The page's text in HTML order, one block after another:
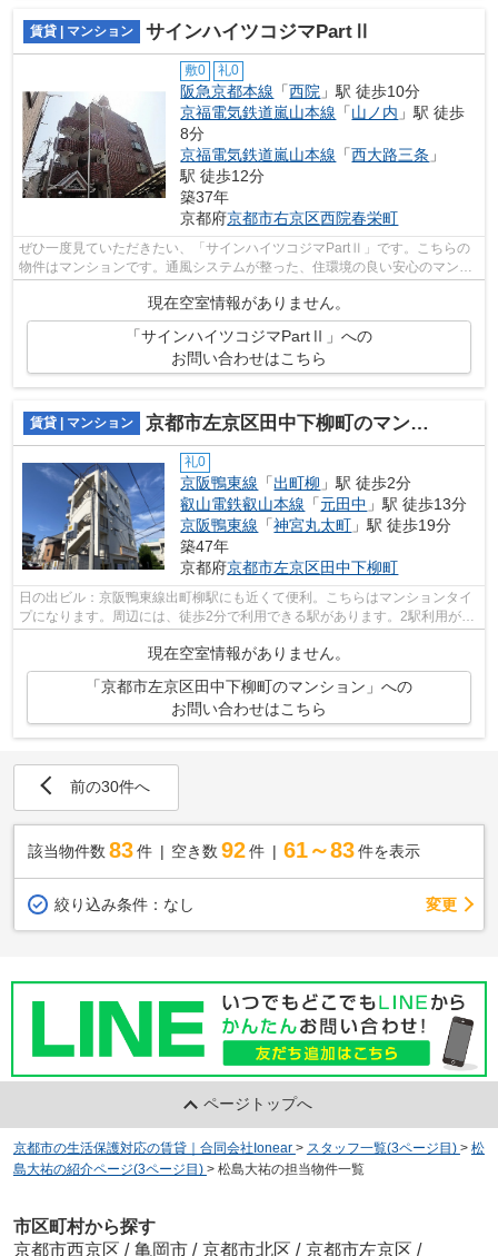
賃貸 | マンション サインハイツコジマPartⅡ
敷0 礼0
阪急京都本線 「西院 」駅 徒歩10分
京福電気鉄道嵐山本線 「山ノ内 」駅 徒歩
8分
京福電気鉄道嵐山本線 「西大路三条 」
駅 徒歩12分
築37年
京都府京都市右京区西院春栄町
ぜひ一度見ていただきたい、「サインハイツコジマPartⅡ」です。こちらの
物件はマンションです。通風システムが整った、住環境の良い安心のマンシ
ョンです。2駅利用可能のマンションで...
現在空室情報がありません。
「サインハイツコジマPartⅡ」への
お問い合わせはこちら
賃貸 | マンション 京都市左京区田中下柳町のマンション
礼0
京阪鴨東線 「出町柳 」駅 徒歩2分
叡山電鉄叡山本線 「元田中 」駅 徒歩13分
京阪鴨東線 「神宮丸太町 」駅 徒歩19分
築47年
京都府京都市左京区田中下柳町
日の出ビル：京阪鴨東線出町柳駅にも近くて便利。こちらはマンションタイ
プになります。周辺には、徒歩2分で利用できる駅があります。2駅利用がで
現在空室情報がありません。
「京都市左京区田中下柳町のマンション」への
お問い合わせはこちら
前の30件へ
該当物件数 83件 空き数 92 件 61～83 件を表示
絞り込み条件： なし 変更
ページトップへ
京都市の生活保護対応の賃貸｜合同会社Ionear > スタッフ一覧(3ページ目) > 松
島大祐の紹介ページ(3ページ目) > 松島大祐の担当物件一覧
市区町村から探す
京都市西京区 / 亀岡市 / 京都市北区 / 京都市左京区 /